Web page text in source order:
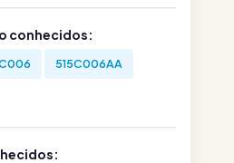
conhecidos:
515C006AA